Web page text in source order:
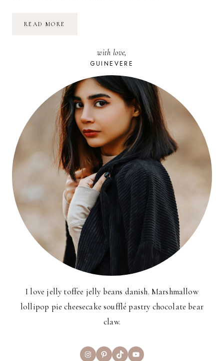
READ MORE
ÉTAIS,
J’AI
TENU
:)
with love,
GUINEVERE
I love jelly toffee jelly beans danish. Marshmallow
lollipop pie cheesecake soufflé pastry chocolate bear
claw.
InstagramPinterest
TikTokYouTube